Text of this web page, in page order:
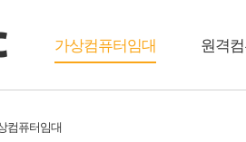
가상컴퓨터임대 원격
컴퓨터임대